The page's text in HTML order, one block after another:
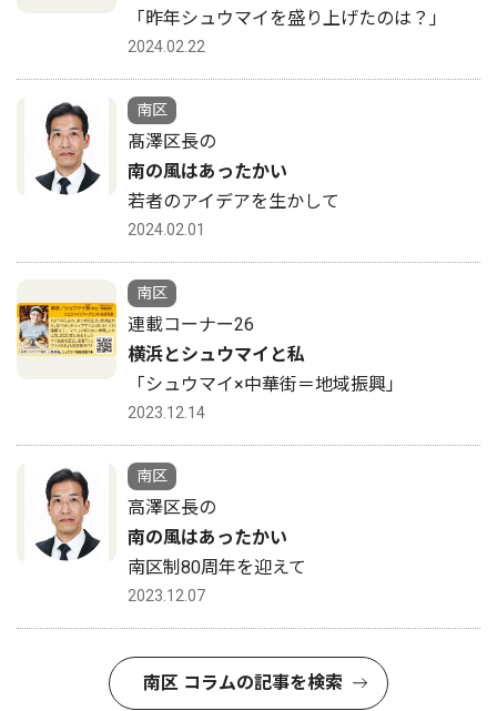
「昨年シュウマイを盛り上げたのは？」
2024.02.22
南区
髙澤区長の
南の風はあったかい
若者のアイデアを生かして
2024.02.01
南区
連載コーナー26
横浜とシュウマイと私
「シュウマイ×中華街＝地域振興」
2023.12.14
南区
高澤区長の
南の風はあったかい
南区制80周年を迎えて
2023.12.07
南区 コラムの記事を検索